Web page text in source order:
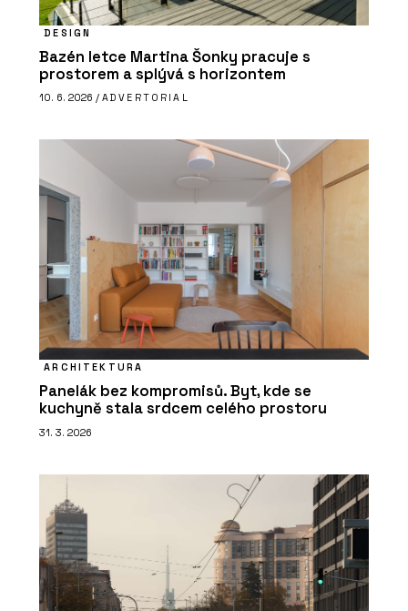
DESIGN
Bazén letce Martina Šonky pracuje s
prostorem a splývá s horizontem
10. 6. 2026 / ADVERTORIAL
ARCHITEKTURA
Panelák bez kompromisů. Byt, kde se
kuchyně stala srdcem celého prostoru
31. 3. 2026